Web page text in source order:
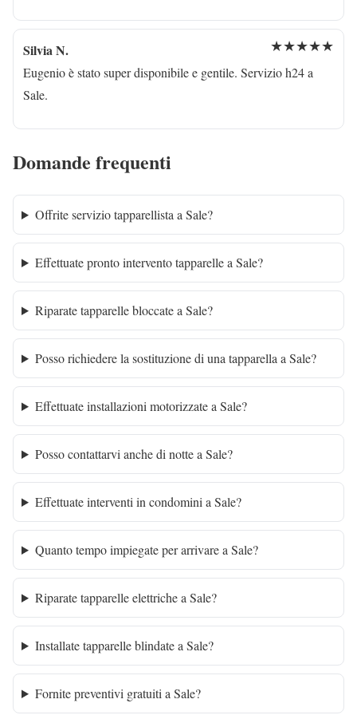
Silvia N. ★★★★★
Eugenio è stato super disponibile e gentile. Servizio h24 a
Sale.
Domande frequenti
Offrite servizio tapparellista a Sale?
Effettuate pronto intervento tapparelle a Sale?
Riparate tapparelle bloccate a Sale?
Posso richiedere la sostituzione di una tapparella a Sale?
Effettuate installazioni motorizzate a Sale?
Posso contattarvi anche di notte a Sale?
Effettuate interventi in condomini a Sale?
Quanto tempo impiegate per arrivare a Sale?
Riparate tapparelle elettriche a Sale?
Installate tapparelle blindate a Sale?
Fornite preventivi gratuiti a Sale?